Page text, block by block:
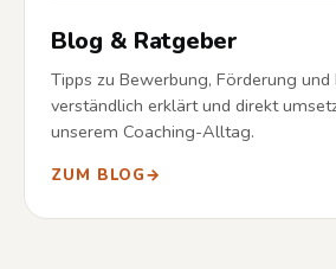
Blog & Ratgeber
Tipps zu Bewerbung, Förderung
verständlich erklärt und direkt
unserem Coaching-Alltag.
ZUM BLOG→